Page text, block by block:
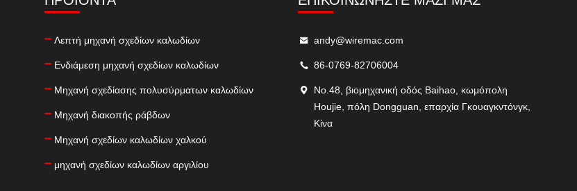
Λεπτή μηχανή σχεδίων καλωδίων
Ενδιάμεση μηχανή σχεδίων καλωδίων
Μηχανή σχεδίασης πολυσύρματων καλωδίων
Μηχανή διακοπής ράβδων
Μηχανή σχεδίων καλωδίων χαλκού
μηχανή σχεδίων καλωδίων αργιλίου
andy@wiremac.com
86-0769-82706004
No.48, βιομηχανική οδός Baihao, κωμόπολη
Houjie, πόλη Dongguan, επαρχία Γκουαγκντόνγκ,
Κίνα